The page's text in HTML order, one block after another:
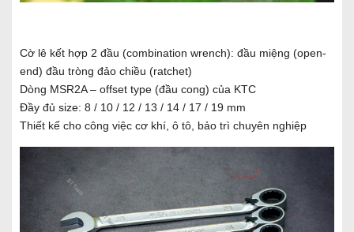
Cờ lê kết hợp 2 đầu (combination wrench): đầu miệng (open-
end) đầu tròng đảo chiều (ratchet)
Dòng MSR2A – offset type (đầu cong) của KTC
Đầy đủ size: 8 / 10 / 12 / 13 / 14 / 17 / 19 mm
Thiết kế cho công việc cơ khí, ô tô, bảo trì chuyên nghiệp